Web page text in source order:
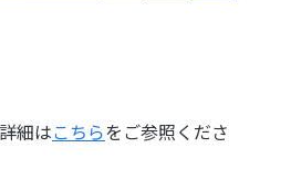
細はこちらをご参照くださ